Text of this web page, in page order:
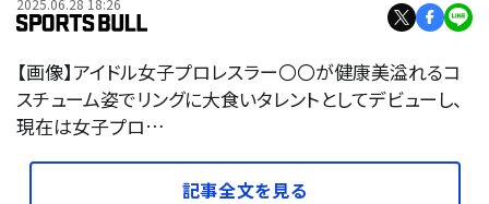
2025.06.28 18:26
【画像】アイドル女子プロレスラー〇〇が健康美溢れるコ
スチューム姿でリングに大食いタレントとしてデビューし、
現在は女子プロ…
記事全文を見る